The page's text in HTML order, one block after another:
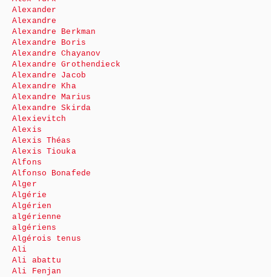
Alexander
Alexandre
Alexandre Berkman
Alexandre Boris
Alexandre Chayanov
Alexandre Grothendieck
Alexandre Jacob
Alexandre Kha
Alexandre Marius
Alexandre Skirda
Alexievitch
Alexis
Alexis Théas
Alexis Tiouka
Alfons
Alfonso Bonafede
Alger
Algérie
Algérien
algérienne
algériens
Algérois tenus
Ali
Ali abattu
Ali Fenjan